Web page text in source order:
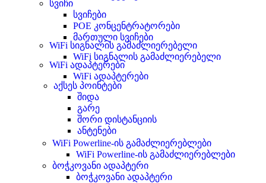
სვიჩი
სვიჩები
POE კონცენტრატორები
მართული სვიჩები
WiFi სიგნალის გამაძლიერებელი
WiFi სიგნალის გამაძლიერებელი
WiFi ადაპტერები
WiFi ადაპტერები
აქსეს პოინტები
შიდა
გარე
შორი დისტანციის
ანტენები
WiFi Powerline-ის გამაძლიერებლები
WiFi Powerline-ის გამაძლიერებლები
ბოჭკოვანი ადაპტერი
ბოჭკოვანი ადაპტერი